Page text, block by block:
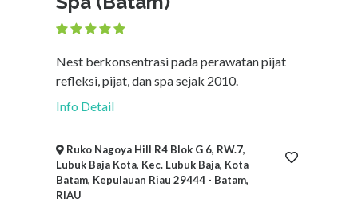
Nest berkonsentrasi pada perawatan pijat
refleksi, pijat, dan spa sejak 2010.
Info Detail
Ruko Nagoya Hill R4 Blok G 6, RW.7,
Lubuk Baja Kota, Kec. Lubuk Baja, Kota
Batam, Kepulauan Riau 29444 - Batam,
RIAU